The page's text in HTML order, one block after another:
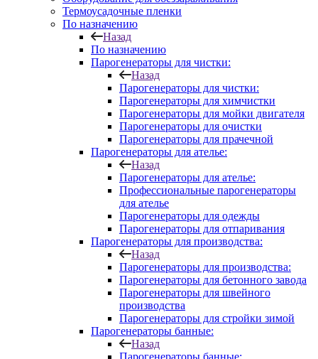
Термоусадочные пленки
По назначению
Назад
По назначению
Парогенераторы для чистки:
Назад
Парогенераторы для чистки:
Парогенераторы для химчистки
Парогенераторы для мойки двигателя
Парогенераторы для очистки
Парогенераторы для прачечной
Парогенераторы для ателье:
Назад
Парогенераторы для ателье:
Профессиональные парогенераторы
для ателье
Парогенераторы для одежды
Парогенераторы для отпаривания
Парогенераторы для производства:
Назад
Парогенераторы для производства:
Парогенераторы для бетонного завода
Парогенераторы для швейного
производства
Парогенераторы для стройки зимой
Парогенераторы банные:
Назад
Парогенераторы банные: